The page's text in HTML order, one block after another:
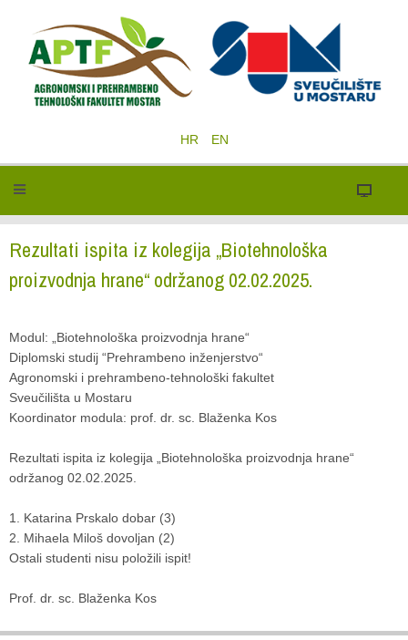
HR EN
Rezultati ispita iz kolegija „Biotehnološka
proizvodnja hrane“ održanog 02.02.2025.
Modul: „Biotehnološka proizvodnja hrane“
Diplomski studij “Prehrambeno inženjerstvo“
Agronomski i prehrambeno-tehnološki fakultet
Sveučilišta u Mostaru
Koordinator modula: prof. dr. sc. Blaženka Kos
Rezultati ispita iz kolegija „Biotehnološka proizvodnja hrane“
održanog 02.02.2025.
1. Katarina Prskalo dobar (3)
2. Mihaela Miloš dovoljan (2)
Ostali studenti nisu položili ispit!
Prof. dr. sc. Blaženka Kos